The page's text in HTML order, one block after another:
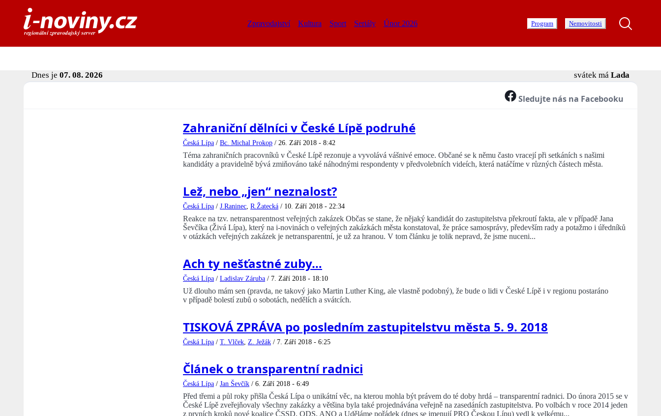
Zpravodajství Kultura Sport Seriály Únor 2026 Program Nemovitosti
Dnes je 07. 08. 2026 svátek má Lada
Sledujte nás na Facebooku
Zahraniční dělníci v České Lípě podruhé
Česká Lípa / Bc. Michal Prokop / 26. Září 2018 - 8:42
Téma zahraničních pracovníků v České Lípě rezonuje a vyvolává vášnivé emoce. Občané se k němu často vracejí při setkáních s našimi
kandidáty a pravidelně bývá zmiňováno také náhodnými respondenty v předvolebních videích, která natáčíme v různých částech města.
Lež, nebo „jen“ neznalost?
Česká Lípa / J.Raninec, R.Žatecká / 10. Září 2018 - 22:34
Reakce na tzv. netransparentnost veřejných zakázek Občas se stane, že nějaký kandidát do zastupitelstva překroutí fakta, ale v případě Jana
Ševčíka (Živá Lípa), který na i-novinách o veřejných zakázkách města konstatoval, že práce samosprávy, především rady a potažmo i úředníků
v otázkách veřejných zakázek je netransparentní, je už za hranou. V tom článku je tolik nepravd, že jsme nuceni...
Ach ty nešťastné zuby…
Česká Lípa / Ladislav Záruba / 7. Září 2018 - 18:10
Už dlouho mám sen (pravda, ne takový jako Martin Luther King, ale vlastně podobný), že bude o lidi v České Lípě i v regionu postaráno
v případě bolestí zubů o sobotách, nedělích a svátcích.
TISKOVÁ ZPRÁVA po posledním zastupitelstvu města 5. 9. 2018
Česká Lípa / T. Vlček, Z. Ježák / 7. Září 2018 - 6:25
Článek o transparentní radnici
Česká Lípa / Jan Ševčík / 6. Září 2018 - 6:49
Před třemi a půl roky přišla Česká Lípa o unikátní věc, na kterou mohla být právem do té doby hrdá – transparentní radnici. Do února 2015 se v
České Lípě zveřejňovaly všechny zakázky a většina byla také projednávána veřejně na zasedáních zastupitelstva. Po volbách v roce 2014 jeden
z prvních kroků nové koalice ČSSD, ODS, ANO a Uděláme pořádek (dnes se jmenují PRO Českou Lípu) vedl k velkému...